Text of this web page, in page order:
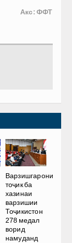
Акс: ФФТ
Варзишгарони
тоҷик ба
хазинаи
варзишии
Тоҷикистон
278 медал
ворид
намуданд